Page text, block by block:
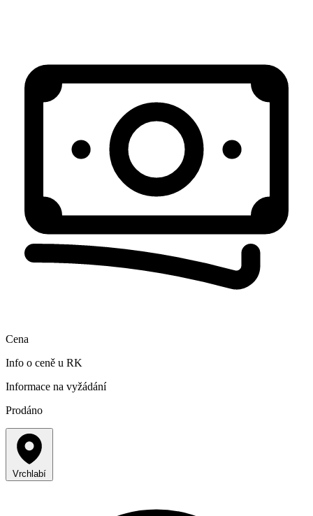
Cena
Info o ceně u RK
Informace na vyžádání
Prodáno
Vrchlabí